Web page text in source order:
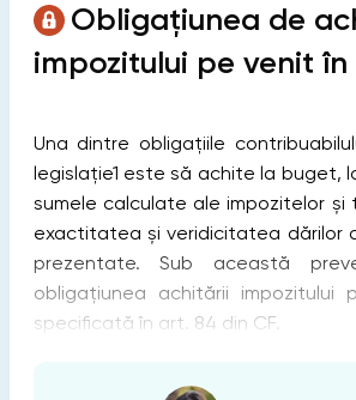
Obligațiunea de
impozitului pe venit în
Una dintre obligațiile
legislație1 este să achite la buget,
sumele calculate ale impozitelor și
exactitatea și veridicitatea dărilor
prezentate. Sub această
obligațiunea achitării
specificată în art. 84 din CF.